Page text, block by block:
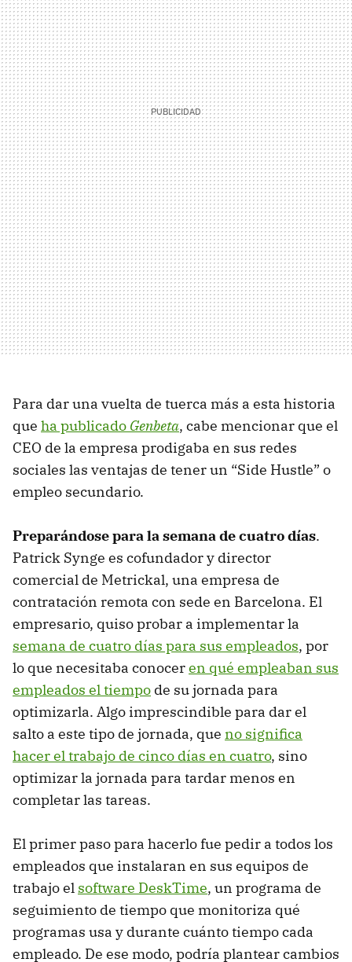
Para dar una vuelta de tuerca más a esta historia
que ha publicado Genbeta, cabe mencionar que el
CEO de la empresa prodigaba en sus redes
sociales las ventajas de tener un “Side Hustle” o
empleo secundario.
Preparándose para la semana de cuatro días.
Patrick Synge es cofundador y director
comercial de Metrickal, una empresa de
contratación remota con sede en Barcelona. El
empresario, quiso probar a implementar la
semana de cuatro días para sus empleados, por
lo que necesitaba conoceren qué empleaban sus
empleados el tiempo de su jornada para
optimizarla. Algo imprescindible para dar el
salto a este tipo de jornada, que no significa
hacer el trabajo de cinco días en cuatro, sino
optimizar la jornada para tardar menos en
completar las tareas.
El primer paso para hacerlo fue pedir a todos los
empleados que instalaran en sus equipos de
trabajo el software DeskTime, un programa de
seguimiento de tiempo que monitoriza qué
programas usa y durante cuánto tiempo cada
empleado. De ese modo, podría plantear cambios